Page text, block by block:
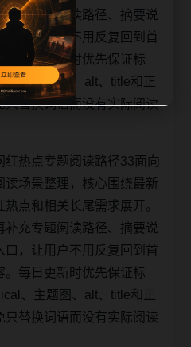
补充专题阅读路径、摘要说
口，让用户不用反复回到首
。每日更新时优先保证标
、主题图、alt、title和正
只替换词语而没有实际阅读
热点专题阅读路径33面向
读场景整理，核心围绕最新
点和相关长尾需求展开。
补充专题阅读路径、摘要说
口，让用户不用反复回到首
。每日更新时优先保证标
、主题图、alt、title和正
只替换词语而没有实际阅读